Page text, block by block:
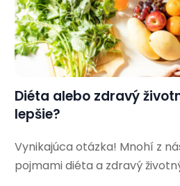
Diéta alebo zdravý
lepšie?
Vynikajúca otázka! Mnohí z
pojmami diéta a zdravý
Finančná